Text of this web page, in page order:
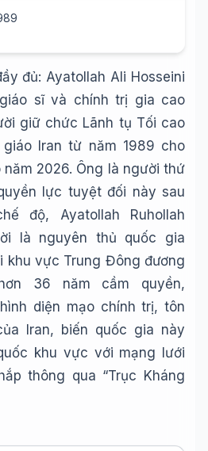
đủ: Ayatollah Ali Hosseini
sĩ và chính trị gia cao
giữ chức Lãnh tụ Tối cao
Iran từ năm 1989 cho
2026. Ông là người thứ
lực tuyệt đối này sau
độ, Ayatollah Ruhollah
là nguyên thủ quốc gia
khu vực Trung Đông đương
36 năm cầm quyền,
diện mạo chính trị, tôn
Iran, biến quốc gia này
khu vực với mạng lưới
thông qua “Trục Kháng